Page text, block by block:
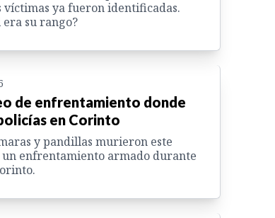
ya fueron identificadas.
era su rango?
de enfrentamiento donde
en Corinto
y pandillas murieron este
un enfrentamiento armado durante